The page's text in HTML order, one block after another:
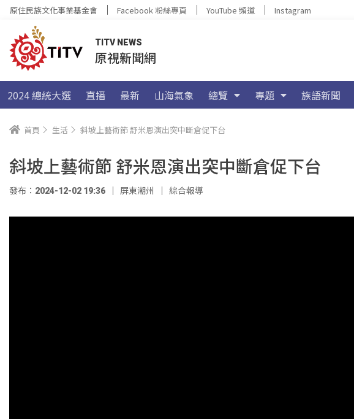
原住民族文化事業基金會 Facebook 粉絲專頁 YouTube 頻道 Instagram
TITV NEWS
原視新聞網
2024 總統大選 直播 最新 山海氣象 總覽 專題 族語新聞
首頁 生活 斜坡上藝術節 舒米恩演出突中斷倉促下台
斜坡上藝術節 舒米恩演出突中斷倉促下台
發布：2024-12-02 19:36 屏東潮州 綜合報導